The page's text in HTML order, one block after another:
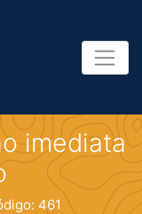
imediata
461